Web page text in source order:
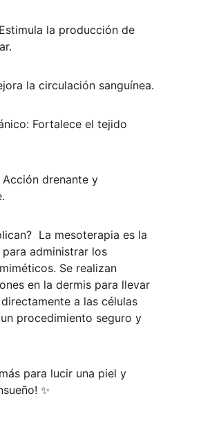
la circulación sanguínea.
La mesoterapia es la
administrar los
Se realizan
en la dermis para llevar
a las células
procedimiento seguro y
para lucir una piel y
✨